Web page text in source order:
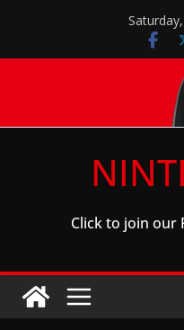
content
Click to join our